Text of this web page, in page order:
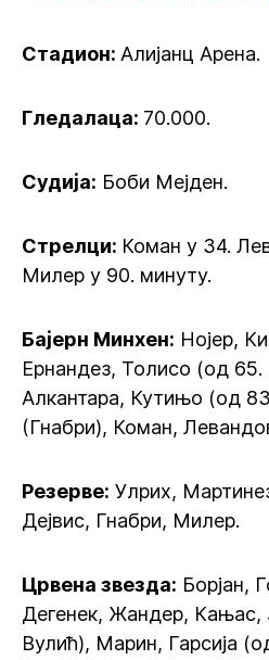
Стадион: Алијанц Арена.
Гледалаца: 70.000.
Судија: Боби Мејден.
Стрелци: Коман у 34.
Милер у 90. минуту.
Бајерн Минхен: Нојер,
Ернандез, Толисо (од 65.
Алкантара, Кутињо (од
(Гнабри), Коман,
Резерве: Улрих,
Дејвис, Гнабри, Милер.
Црвена звезда: Борјан,
Дегенек, Жандер, Кањас,
Вулић), Марин, Гарсија